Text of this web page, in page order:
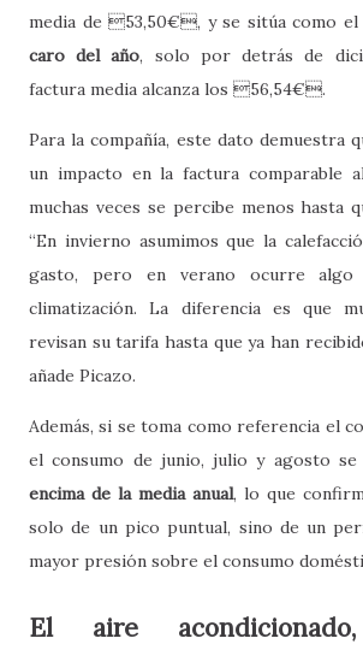
media de 53,50€, y se sitúa como el
caro del año, solo por detrás de
factura media alcanza los 56,54€.
Para la compañía, este dato demuestra
un impacto en la factura comparable
muchas veces se percibe menos hasta
“En invierno asumimos que la
gasto, pero en verano ocurre algo
climatización. La diferencia es que
revisan su tarifa hasta que ya han
añade Picazo.
Además, si se toma como referencia el
el consumo de junio, julio y agosto se
encima de la media anual, lo que
solo de un pico puntual, sino de un
mayor presión sobre el consumo
El aire